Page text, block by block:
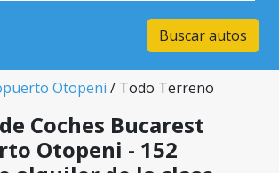
Buscar autos
Otopeni / Todo Terreno
Coches Bucarest
Otopeni - 152